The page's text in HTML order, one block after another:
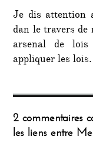
Je dis attention
dan le travers
arsenal de lois
appliquer les
2 commentaires
les liens entre